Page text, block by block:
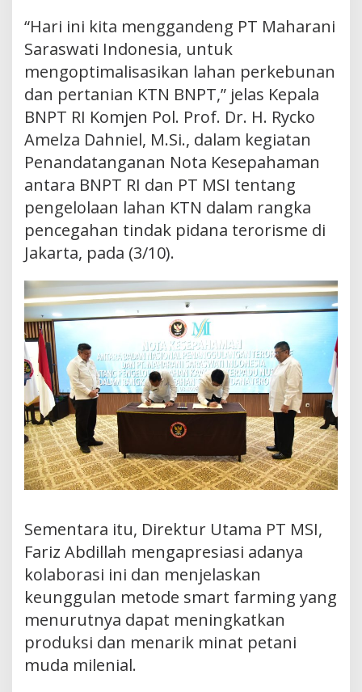
“Hari ini kita menggandeng PT Maharani
Saraswati Indonesia, untuk
mengoptimalisasikan lahan perkebunan
dan pertanian KTN BNPT,” jelas Kepala
BNPT RI Komjen Pol. Prof. Dr. H. Rycko
Amelza Dahniel, M.Si., dalam kegiatan
Penandatanganan Nota Kesepahaman
antara BNPT RI dan PT MSI tentang
pengelolaan lahan KTN dalam rangka
pencegahan tindak pidana terorisme di
Jakarta, pada (3/10).
Sementara itu, Direktur Utama PT MSI,
Fariz Abdillah mengapresiasi adanya
kolaborasi ini dan menjelaskan
keunggulan metode smart farming yang
menurutnya dapat meningkatkan
produksi dan menarik minat petani
muda milenial.